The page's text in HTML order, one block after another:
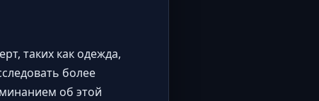
таких как одежда,
более
об этой